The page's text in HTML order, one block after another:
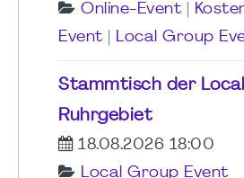
Online-Event
Event
Local Group
Stammtisch der
Ruhrgebiet
18.08.2026 18:00
Local Group Event